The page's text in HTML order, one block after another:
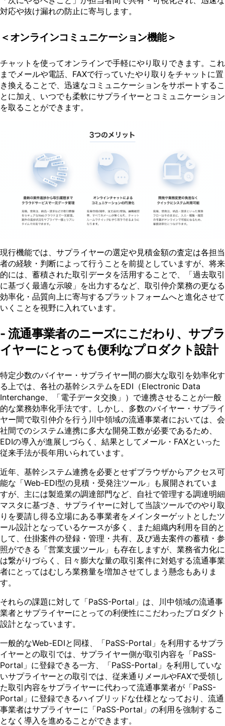
対応や抜け漏れの防止に寄与します。
＜オンラインコミュニケーション機能＞
チャットを使ってオンラインで手軽にやり取りできます。これ
までメールや電話、FAXで行っていたやり取りをチャットに置
き換えることで、迅速なコミュニケーションをサポートするこ
とに加え、いつでも柔軟にサプライヤーとコミュニケーション
を取ることができます。
現行機能では、サプライヤーの選定や見積金額の査定は各担当
者の経験・判断によって行うことを前提としていますが、将来
的には、蓄積された取引データを活用することで、「過去取引
に基づく最適な示唆」を出力するなど、取引仲介業務の更なる
効率化・品質向上に寄与するプラットフォームへと進化させて
いくことを視野に入れています。
- 流通事業者のニーズにこだわり、サプラ
イヤーにとっても便利なプロダクト設計
特定少数のバイヤー・サプライヤー間の膨大な取引を効率化す
る上では、各社の基幹システムをEDI（Electronic Data
Interchange、「電子データ交換」）で連携させることが一般
的な業務効率化手法です。しかし、多数のバイヤー・サプライ
ヤー間で取引仲介を行う川中領域の流通事業者においては、会
社間でのシステム連携に多大な開発工数が必要であるため、
EDIの導入が進展しづらく、結果としてメール・FAXといった
従来手法が長年用いられています。
近年、基幹システム連携を必要とせずブラウザからアクセス可
能な「Web-EDI型の見積・受発注ツール」も展開されていま
すが、主には製造業の調達部門など、自社で管理する調達明細
マスタに基づき、サプライヤーに対して当該ツールでのやり取
りを要請し得る立場にある事業者をメインターゲットとしたツ
ール設計となっているケースが多く、また組織内利用を目的と
して、仕掛案件の登録・管理・共有、及び過去案件の蓄積・参
照ができる「営業支援ツール」も存在しますが、業務省力化に
は繋がりづらく、日々膨大な量の取引案件に対処する流通事業
者にとってはむしろ業務量を増加させてしまう懸念もありま
す。
それらの課題に対して「PaSS-Portal」は、川中領域の流通事
業者とサプライヤーにとっての利便性にこだわったプロダクト
設計となっています。
一般的なWeb-EDIと同様、「PaSS-Portal」を利用するサプラ
イヤーとの取引では、サプライヤー側が取引内容を「PaSS-
Portal」に登録できる一方、「PaSS-Portal」を利用していな
いサプライヤーとの取引では、従来通りメールやFAXで受領し
た取引内容をサプライヤーに代わって流通事業者が「PaSS-
Portal」に登録できるハイブリッドな仕様となっており、流通
事業者はサプライヤーに「PaSS-Portal」の利用を強制するこ
となく導入を進めることができます。